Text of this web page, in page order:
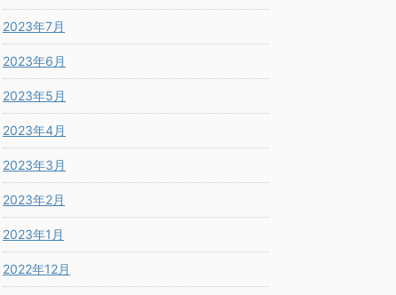
2023年7月
2023年6月
2023年5月
2023年4月
2023年3月
2023年2月
2023年1月
2022年12月